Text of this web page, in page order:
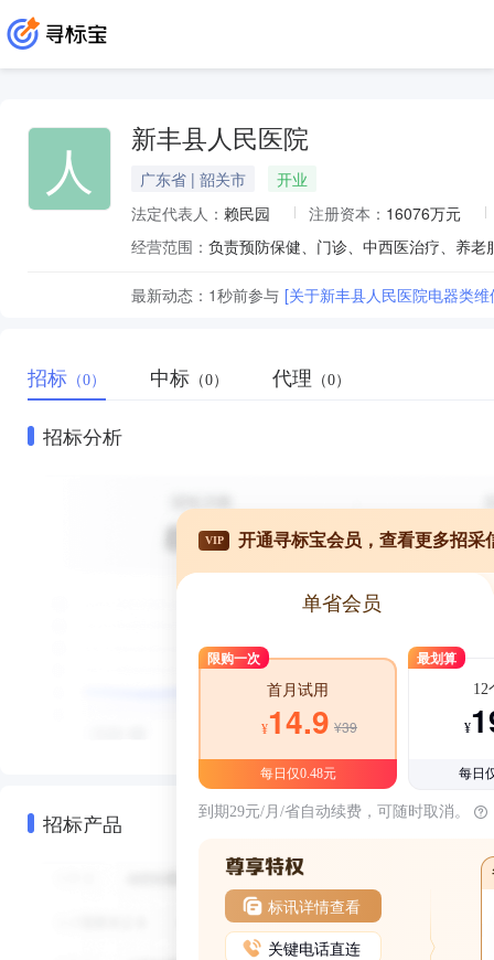
人 新丰县人民医院
广东省 | 韶关市
开业
法定代表人： 赖民园 注册资本： 16076万元
经营范围： 负责预防保健、门诊、中西医治疗、养老
最新动态： 1秒前参与 [关于新丰县人民医院电器类
招标 （0） 中标 （0） 代理 （0）
招标分析
招标产品
VIP 开通寻标宝会员，查看更多招采
单省会员
限购一次
首月试用
¥14.9 ¥39
每日仅0.48元
最划算
12
¥
每日
到期29元/月/省自动续费，可随时取消。
标讯详情查看
关键电话直连